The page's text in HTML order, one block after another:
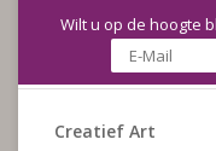
Wilt u op de hoogte
Creatief Art